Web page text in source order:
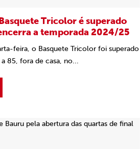
Tricolor é superado
a temporada 2024/25
feira, o Basquete Tricolor foi superado
85, fora de casa, no...